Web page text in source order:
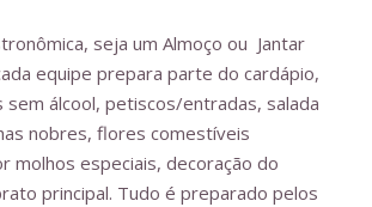
seja um Almoço ou Jantar
equipe prepara parte do cardápio,
sem álcool, petiscos/entradas, salada
nobres, flores comestíveis
molhos especiais, decoração do
principal. Tudo é preparado pelos